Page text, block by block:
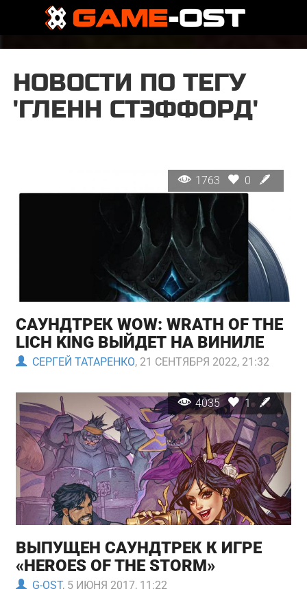
НОВОСТИ ПО ТЕГУ
'ГЛЕНН СТЭФФОРД'
1763 0
САУНДТРЕК WOW: WRATH OF THE
LICH KING ВЫЙДЕТ НА ВИНИЛЕ
СЕРГЕЙ ТАТАРЕНКО, 21 СЕНТЯБРЯ 2022, 21:32
4035 1
ВЫПУЩЕН САУНДТРЕК К ИГРЕ
«HEROES OF THE STORM»
G-OST, 5 ИЮНЯ 2017, 11:22